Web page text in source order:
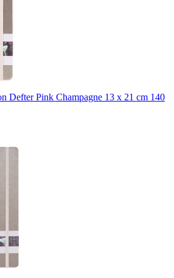
Defter Pink Champagne 13 x 21 cm 140